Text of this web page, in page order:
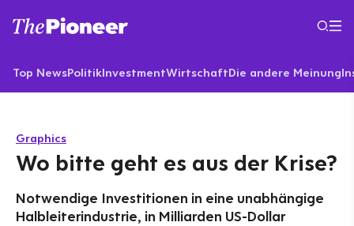
Top NewsPolitikInvestmentWirtschaftDie andere Meinung
Graphics
Wo bitte geht es aus der Krise?
Notwendige Investitionen in eine unabhängige
Halbleiterindustrie, in Milliarden US-Dollar